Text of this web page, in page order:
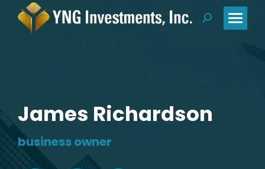
Search:
James Richardson
business owner